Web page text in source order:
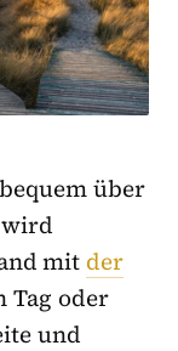
über
mit der
Tag oder
und